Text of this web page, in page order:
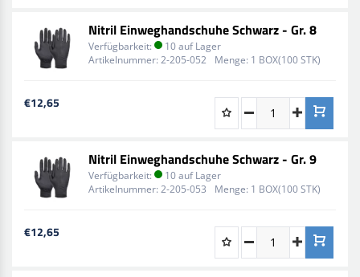
Nitril Einweghandschuhe Schwarz - Gr. 8
Verfügbarkeit:
10 auf Lager
Artikelnummer: 2-205-052 Menge: 1 BOX(100 STK)
€12,65
Nitril Einweghandschuhe Schwarz - Gr. 9
Verfügbarkeit:
10 auf Lager
Artikelnummer: 2-205-053 Menge: 1 BOX(100 STK)
€12,65